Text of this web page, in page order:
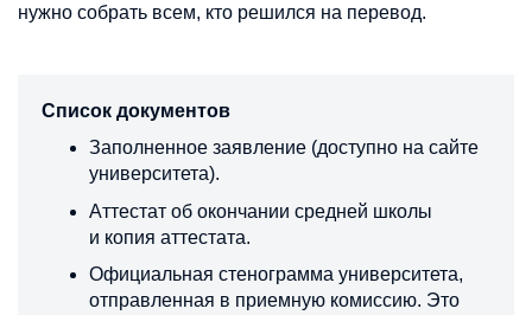
нужно собрать всем, кто решился на перевод.
Список документов
Заполненное заявление (доступно на сайте
университета).
Аттестат об окончании средней школы
и копия аттестата.
Официальная стенограмма университета,
отправленная в приемную комиссию. Это